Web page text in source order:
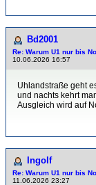
Bd2001
Re: Warum U1 nur bis
10.06.2026 16:57
Uhlandstraße geht
und nachts kehrt
Ausgleich wird auf
Ingolf
Re: Warum U1 nur bis
11.06.2026 23:27